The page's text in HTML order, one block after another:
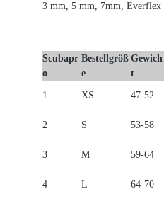
3 mm, 5 mm, 7mm, Everflex
Scubapr
o
Bestellgröß
e
Gewich
t
1 XS 47-52
2 S 53-58
3 M 59-64
4 L 64-70